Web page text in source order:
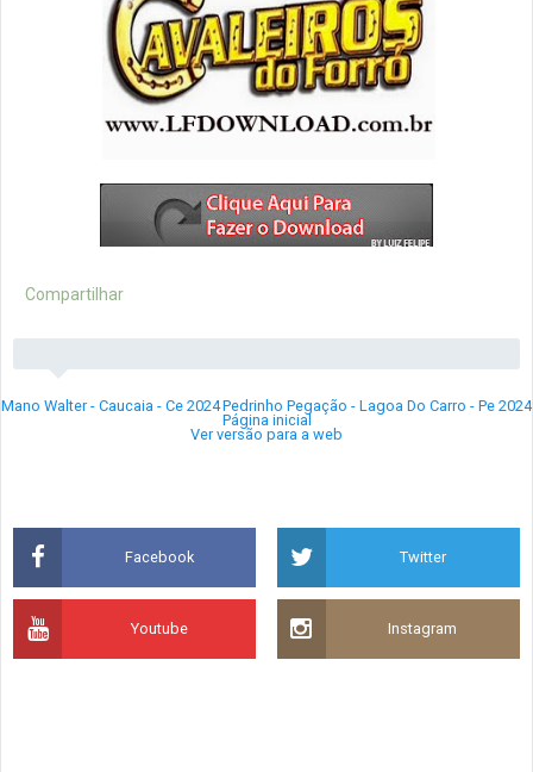
Compartilhar
Mano Walter - Caucaia - Ce 2024Pedrinho Pegação - Lagoa Do Carro - Pe 2024
Página inicial
Ver versão para a web
Facebook Twitter
Youtube Instagram